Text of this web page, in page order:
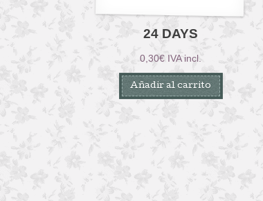
24 DAYS
0,30€ IVA incl.
Añadir al carrito